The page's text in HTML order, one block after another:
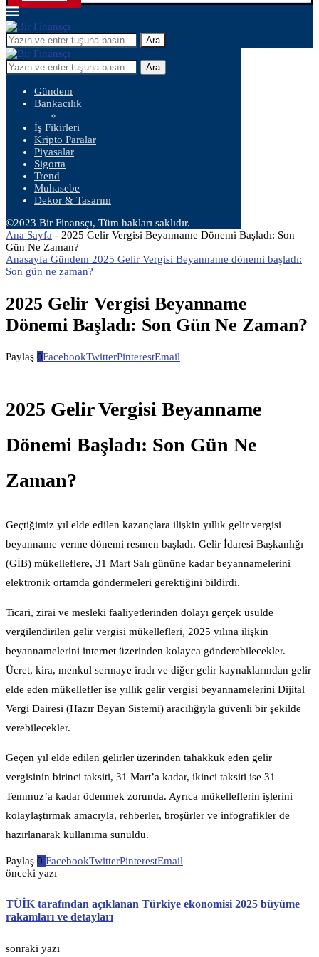
Ara
Ara
Gündem
Bankacılık
İş Fikirleri
Kripto Paralar
Piyasalar
Sigorta
Trend
Muhasebe
Dekor & Tasarım
©2023 Bir Finansçı, Tüm hakları saklıdır.
Ana Sayfa - 2025 Gelir Vergisi Beyanname Dönemi Başladı: Son
Gün Ne Zaman?
Anasayfa Gündem 2025 Gelir Vergisi Beyanname dönemi başladı:
Son gün ne zaman?
2025 Gelir Vergisi Beyanname
Dönemi Başladı: Son Gün Ne Zaman?
Paylaş 0FacebookTwitterPinterestEmail
2025 Gelir Vergisi Beyanname
Dönemi Başladı: Son Gün Ne
Zaman?
Geçtiğimiz yıl elde edilen kazançlara ilişkin yıllık gelir vergisi
beyanname verme dönemi resmen başladı. Gelir İdaresi Başkanlığı
(GİB) mükelleflere, 31 Mart Salı gününe kadar beyannamelerini
elektronik ortamda göndermeleri gerektiğini bildirdi.
Ticari, zirai ve mesleki faaliyetlerinden dolayı gerçek usulde
vergilendirilen gelir vergisi mükellefleri, 2025 yılına ilişkin
beyannamelerini internet üzerinden kolayca gönderebilecekler.
Ücret, kira, menkul sermaye iradı ve diğer gelir kaynaklarından gelir
elde eden mükellefler ise yıllık gelir vergisi beyannamelerini Dijital
Vergi Dairesi (Hazır Beyan Sistemi) aracılığıyla güvenli bir şekilde
verebilecekler.
Geçen yıl elde edilen gelirler üzerinden tahakkuk eden gelir
vergisinin birinci taksiti, 31 Mart’a kadar, ikinci taksiti ise 31
Temmuz’a kadar ödenmek zorunda. Ayrıca mükelleflerin işlerini
kolaylaştırmak amacıyla, rehberler, broşürler ve infografikler de
hazırlanarak kullanıma sunuldu.
Paylaş 0 FacebookTwitterPinterestEmail
önceki yazı
TÜİK tarafından açıklanan Türkiye ekonomisi 2025 büyüme
rakamları ve detayları
sonraki yazı